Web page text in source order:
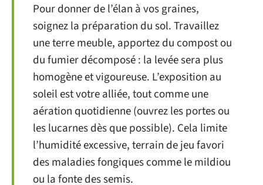
Pour donner de l’élan à vos graines,
soignez la préparation du sol. Travaillez
une terre meuble, apportez du compost ou
du fumier décomposé : la levée sera plus
homogène et vigoureuse. L’exposition au
soleil est votre alliée, tout comme une
aération quotidienne (ouvrez les portes ou
les lucarnes dès que possible). Cela limite
l’humidité excessive, terrain de jeu favori
des maladies fongiques comme le mildiou
ou la fonte des semis.